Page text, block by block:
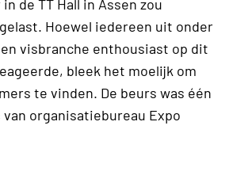
de TT Hall in Assen zou
Hoewel iedereen uit onder
visbranche enthousiast op dit
bleek het moelijk om
te vinden. De beurs was één
organisatiebureau Expo